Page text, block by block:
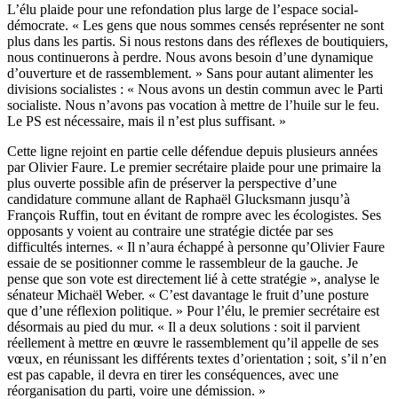
L’élu plaide pour une refondation plus large de l’espace social-
démocrate. « Les gens que nous sommes censés représenter ne sont
plus dans les partis. Si nous restons dans des réflexes de boutiquiers,
nous continuerons à perdre. Nous avons besoin d’une dynamique
d’ouverture et de rassemblement. » Sans pour autant alimenter les
divisions socialistes : « Nous avons un destin commun avec le Parti
socialiste. Nous n’avons pas vocation à mettre de l’huile sur le feu.
Le PS est nécessaire, mais il n’est plus suffisant. »
Cette ligne rejoint en partie celle défendue depuis plusieurs années
par Olivier Faure. Le premier secrétaire plaide pour une primaire la
plus ouverte possible afin de préserver la perspective d’une
candidature commune allant de Raphaël Glucksmann jusqu’à
François Ruffin, tout en évitant de rompre avec les écologistes. Ses
opposants y voient au contraire une stratégie dictée par ses
difficultés internes. « Il n’aura échappé à personne qu’Olivier Faure
essaie de se positionner comme le rassembleur de la gauche. Je
pense que son vote est directement lié à cette stratégie », analyse le
sénateur Michaël Weber. « C’est davantage le fruit d’une posture
que d’une réflexion politique. » Pour l’élu, le premier secrétaire est
désormais au pied du mur. « Il a deux solutions : soit il parvient
réellement à mettre en œuvre le rassemblement qu’il appelle de ses
vœux, en réunissant les différents textes d’orientation ; soit, s’il n’en
est pas capable, il devra en tirer les conséquences, avec une
réorganisation du parti, voire une démission. »